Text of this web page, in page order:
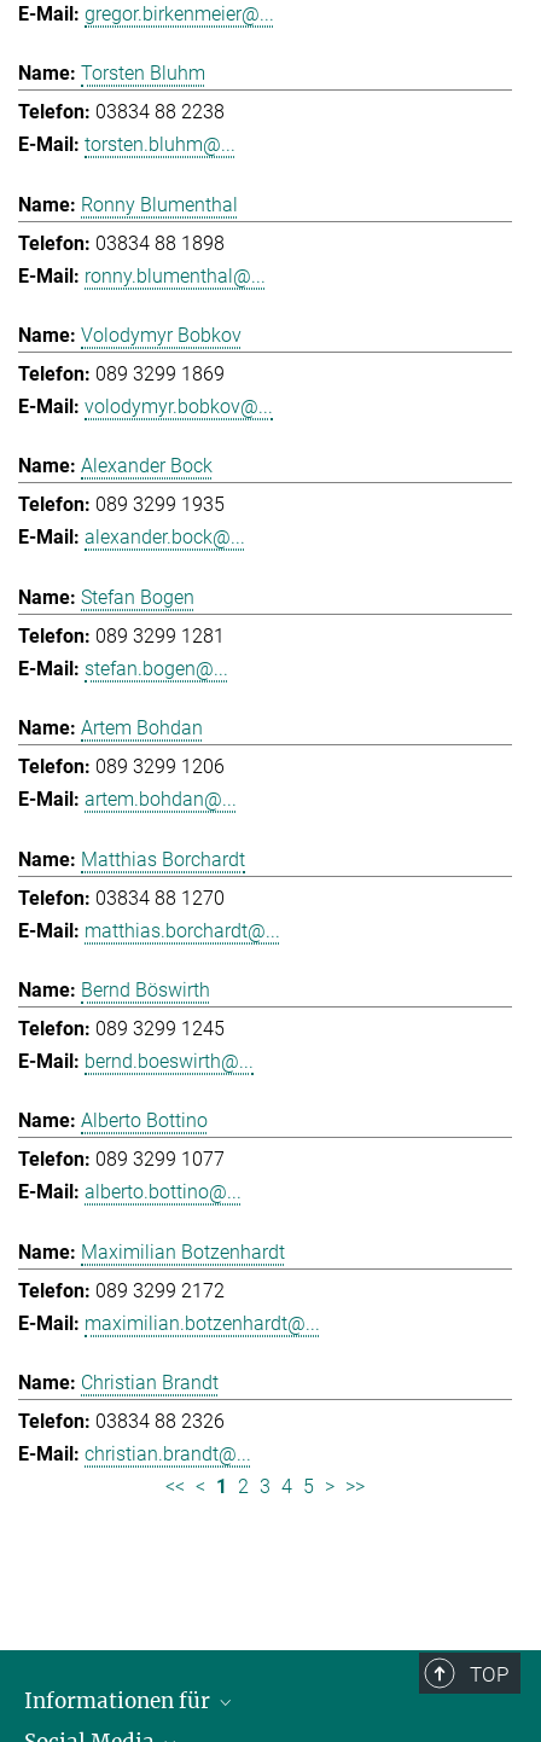
gregor.birkenmeier@...
Torsten Bluhm
03834 88 2238
torsten.bluhm@...
Ronny Blumenthal
03834 88 1898
ronny.blumenthal@...
Volodymyr Bobkov
089 3299 1869
volodymyr.bobkov@...
Alexander Bock
089 3299 1935
alexander.bock@...
Stefan Bogen
089 3299 1281
stefan.bogen@...
Artem Bohdan
089 3299 1206
artem.bohdan@...
Matthias Borchardt
03834 88 1270
matthias.borchardt@...
Bernd Böswirth
089 3299 1245
bernd.boeswirth@...
Alberto Bottino
089 3299 1077
alberto.bottino@...
Maximilian Botzenhardt
089 3299 2172
maximilian.botzenhardt@...
Christian Brandt
03834 88 2326
christian.brandt@...
<< < 1 2 3 4 5 > >>
TOP
Informationen für